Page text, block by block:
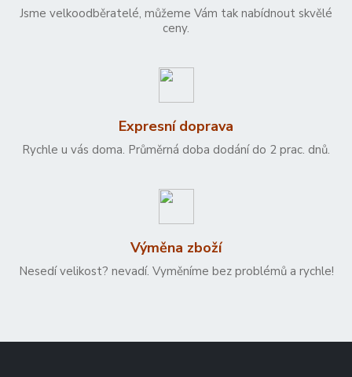
Jsme velkoodběratelé, můžeme Vám tak nabídnout skvělé
ceny.
Expresní doprava
Rychle u vás doma. Průměrná doba dodání do 2 prac. dnů.
Výměna zboží
Nesedí velikost? nevadí. Vyměníme bez problémů a rychle!